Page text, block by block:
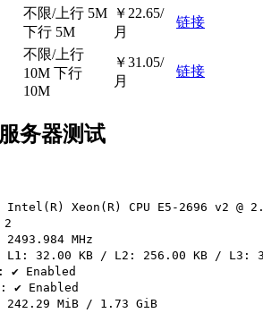
不限/上行 5M
下行 5M
￥22.65/
月
链接
不限/上行
10M 下行
10M
￥31.05/
月
链接
务器测试
Intel(R) Xeon(R) CPU E5-2696 v2 @
2
2493.984 MHz
: L1: 32.00 KB / L2: 256.00 KB / L3:
: ✔ Enabled
: ✔ Enabled
: 242.29 MiB / 1.73 GiB